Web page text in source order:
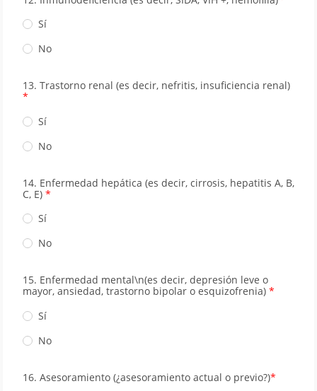
Sí
No
13. Trastorno renal (es decir, nefritis, insuﬁciencia renal)
Sí
No
14. Enfermedad hepática (es decir, cirrosis, hepatitis A, B,
C, E)
Sí
No
15. Enfermedad mental\n(es decir, depresión leve o
mayor, ansiedad, trastorno bipolar o esquizofrenia)
Sí
No
16. Asesoramiento (¿asesoramiento actual o previo?)